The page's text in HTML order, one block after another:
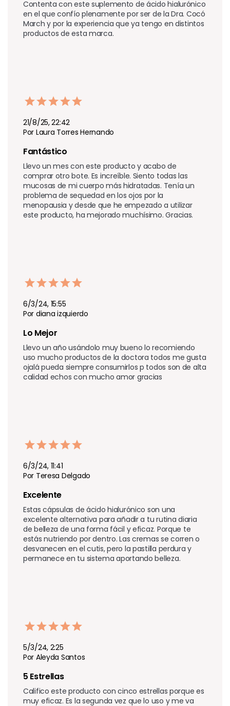
Contenta con este suplemento de ácido hialurónico
en el que confío plenamente por ser de la Dra. Cocó
March y por la experiencia que ya tengo en distintos
productos de esta marca.
21/8/25, 22:42
Por Laura Torres Hernando
Fantástico
Llevo un mes con este producto y acabo de
comprar otro bote. Es increíble. Siento todas las
mucosas de mi cuerpo más hidratadas. Tenía un
problema de sequedad en los ojos por la
menopausia y desde que he empezado a utilizar
este producto, ha mejorado muchísimo. Gracias.
6/3/24, 15:55
Por diana izquierdo
Lo Mejor
Llevo un año usándolo muy bueno lo recomiendo
uso mucho productos de la doctora todos me gusta
ojalá pueda siempre consumirlos p todos son de alta
calidad echos con mucho amor gracias
6/3/24, 11:41
Por Teresa Delgado
Excelente
Estas cápsulas de ácido hialurónico son una
excelente alternativa para añadir a tu rutina diaria
de belleza de una forma fácil y eficaz. Porque te
estás nutriendo por dentro. Las cremas se corren o
desvanecen en el cutis, pero la pastilla perdura y
permanece en tu sistema aportando belleza.
5/3/24, 2:25
Por Aleyda Santos
5 Estrellas
Califico este producto con cinco estrellas porque es
muy eficaz. Es la segunda vez que lo uso y me va